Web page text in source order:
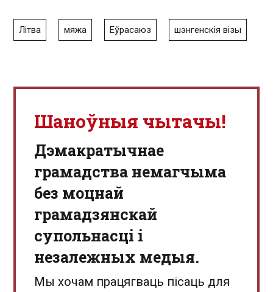
Літва мяжа Еўрасаюз шэнгенскія візы
Шаноўныя чытачы!
Дэмакратычнае
грамадства немагчыма
без моцнай
грамадзянскай
супольнасці і
незалежных медыя.
Мы хочам працягваць пісаць для